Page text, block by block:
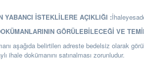
YABANCI İSTEKLİLERE AÇIKLIĞI :
GÖRÜLEBİLECEĞİ VE
aşağıda belirtilen adreste bedelsiz olarak
ihale dokümanını satınalması zorunludur.